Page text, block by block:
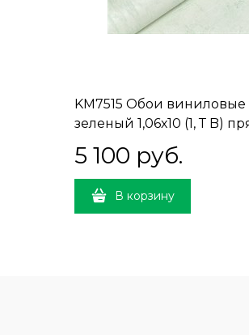
KM7515 Обои виниловые
зеленый 1,06х10 (1, Т B)
5 100 руб.
В корзину